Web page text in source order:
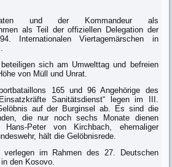
und der Kommandeur als
als Teil der offiziellen Delegation der
Internationalen Viertagemärschen in
sich am Umwelttag und befreien
von Müll und Unrat.
165 und 96 Angehörige des
Sanitätsdienst“ legen im III.
auf der Burginsel ab. Es sind die
die nur noch sechs Monate dienen
Peter von Kirchbach, ehemaliger
hält die Gelöbnisrede.
verlegen im Rahmen des 27. Deutschen
den Kosovo.